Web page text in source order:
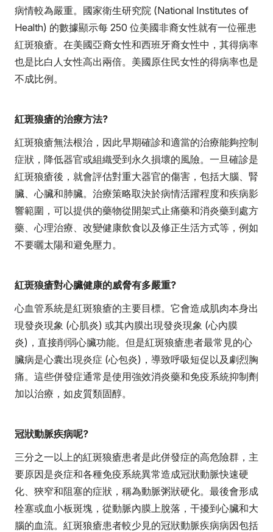
病情較為嚴重。國家衛生研究院 (National Institutes of
Health) 的數據顯示每 250 位美國非裔女性就有一位罹患
紅斑狼瘡。在美國亞裔女性和西班牙裔女性中，其得病率
也是比白人女性高出兩倍。美國原住民女性的得病率也是
不成比例。
紅斑狼瘡的治療方法?
紅斑狼瘡無法根治，因此早期確診和適當的治療能夠控制
症狀，降低器官或組織受到永久損壞的風險。一旦確診是
紅斑狼瘡後，就會評估對重大器官的傷害，包括大腦、腎
臟、心臟和肺臟。治療策略取決於病情活躍程度和疾病影
響範圍，可以提供的藥物從開架式止痛藥和消炎藥到處方
藥、心理治療、改變健康飲食以及修正生活方式等，例如
不要曬太陽和避免壓力。
紅斑狼瘡對心臟健康的威脅有多嚴重?
心血管系統是紅斑狼瘡的主要目標。它會造成肌肉本身出
現發炎現象 (心肌炎) 或其內膜出現發炎現象 (心內膜
炎)，直接削弱心臟功能。但是紅斑狼瘡患者最常見的心
臟病是心囊出現炎症 (心包炎)，導致呼吸短促以及劇烈胸
痛。這些併發症通常是使用強效消炎藥和免疫系統抑制劑
加以治療，如皮質類固醇。
冠狀動脈疾病呢?
三分之一以上的紅斑狼瘡患者是此併發症的高危險群，主
要原因是炎症和各種免疫系統異常造成冠狀動脈快速硬
化、狹窄和阻塞的症狀，稱為動脈粥狀硬化。最後會形成
栓塞或血小板斑塊，從動脈內膜上脫落，干擾到心臟和大
腦的血流。紅斑狼瘡患者較少見的冠狀動脈疾病病因包括